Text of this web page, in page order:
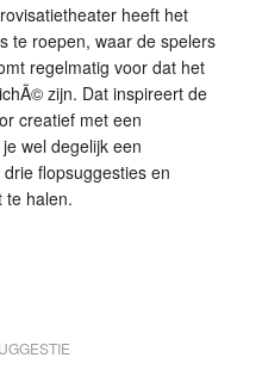
heeft het
te roepen, waar de spelers
regelmatig voor dat het
zijn. Dat inspireert de
creatief met een
wel degelijk een
flopsuggesties en
te halen.